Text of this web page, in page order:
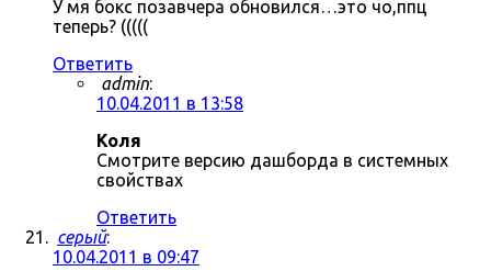
У мя бокс позавчера обновился…это чо,ппц
теперь? (((((
Ответить
admin:
10.04.2011 в 13:58
Коля
Смотрите версию дашборда в системных
свойствах
Ответить
серый:
10.04.2011 в 09:47